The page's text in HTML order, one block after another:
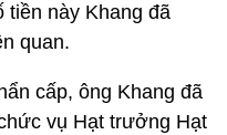
tiền này Khang đã
quan.
cấp, ông Khang đã
vụ Hạt trưởng Hạt